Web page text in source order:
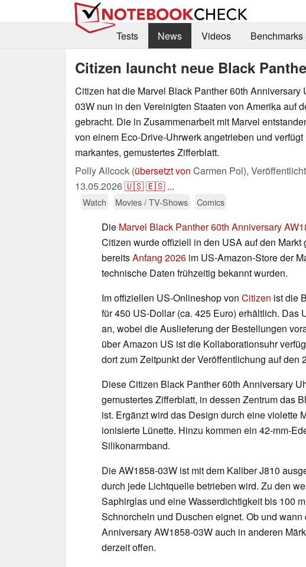
Tests
News Videos Benchmarks
Citizen launcht neue Black
Citizen hat die Marvel Black Panther 60th Anniversary
03W nun in den Vereinigten Staaten von Amerika auf
gebracht. Die in Zusammenarbeit mit Marvel
von einem Eco-Drive-Uhrwerk angetrieben und verfügt
markantes, gemustertes Zifferblatt.
Polly Allcock (übersetzt von Carmen Pol),
13.05.2026🇺🇸🇪🇸 ...
Watch Movies / TV-Shows Comics
Die Marvel Black Panther 60th Anniversary
Citizen wurde offiziell in den USA auf den
bereitsAnfang 2026 im US-Amazon-Store der
technische Daten frühzeitig bekannt wurden.
Im offiziellen US-Onlineshop von Citizen ist die
für 450 US-Dollar (ca. 425 Euro) erhältlich. Das
an, wobei die Auslieferung der Bestellungen
über Amazon US ist die Kollaborationsuhr
dort zum Zeitpunkt der Veröffentlichung auf den
Diese Citizen Black Panther 60th Anniversary
gemustertes Zifferblatt, in dessen Zentrum das
ist. Ergänzt wird das Design durch eine violette
ionisierte Lünette. Hinzu kommen ein 42-mm-
Silikonarmband.
Die AW1858-03W ist mit dem Kaliber J810
durch jede Lichtquelle betrieben wird. Zu den
Saphirglas und eine Wasserdichtigkeit bis 100
Schnorcheln und Duschen eignet. Ob und
Anniversary AW1858-03W auch in anderen
derzeit offen.